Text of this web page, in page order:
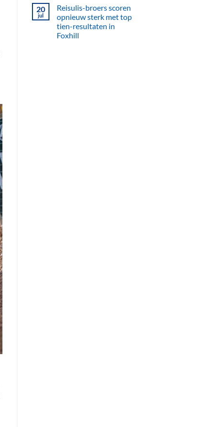
20
jul
Reisulis-broers scoren
opnieuw sterk met top
tien-resultaten in
Foxhill